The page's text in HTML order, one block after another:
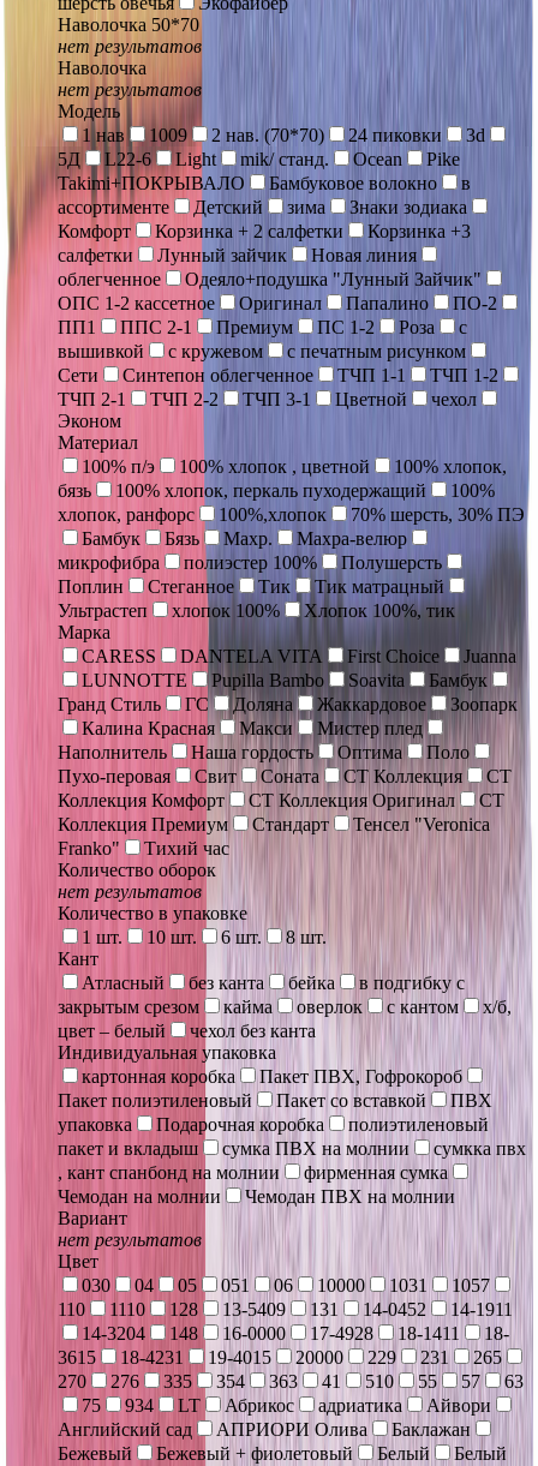
Наволочка 50*70
нет результатов
Наволочка
нет результатов
Модель
1 нав
1009 2 нав. (70*70) 24 пиковки
3d
5Д
L22-6 Light mik/ станд. Ocean
Pike
Takimi+ПОКРЫВАЛО
Бамбуковое волокно
в
ассортименте
Детский зима
Знаки зодиака
Комфорт
Корзинка + 2 салфетки
Корзинка +3
салфетки
Лунный зайчик
Новая линия
облегченное
Одеяло+подушка "Лунный Зайчик"
ОПС 1-2 кассетное
Оригинал Папалино
ПО-2
ПП1
ППС 2-1 Премиум ПС 1-2 Роза
с
вышивкой
с кружевом
с печатным рисунком
Сети
Синтепон облегченное ТЧП 1-1
ТЧП 1-2
ТЧП 2-1
ТЧП 2-2 ТЧП 3-1 Цветной
чехол
Эконом
Материал
100% п/э
100% хлопок , цветной
100% хлопок,
бязь
100% хлопок, перкаль пуходержащий
100%
хлопок, ранфорс
100%,хлопок
70% шерсть, 30% ПЭ
Бамбук
Бязь Махр.
Махра-велюр
микрофибра
полиэстер 100%
Полушерсть
Поплин
Стеганное Тик
Тик матрацный
Ультрастеп
хлопок 100%
Хлопок 100%, тик
Марка
CARESS
DANTELA VITA First Choice
Juanna
LUNNOTTE
Pupilla Bambo Soavita
Бамбук
Гранд Стиль
ГС Доляна Жаккардовое
Зоопарк
Калина Красная
Макси
Мистер плед
Наполнитель
Наша гордость Оптима
Поло
Пухо-перовая
Свит Соната СТ Коллекция
СТ
Коллекция Комфорт
СТ Коллекция Оригинал
СТ
Коллекция Премиум
Стандарт
Тенсел "Veronica
Franko"
Тихий час
Количество оборок
нет результатов
Количество в упаковке
1 шт.
10 шт. 6 шт.
8 шт.
Кант
Атласный
без канта бейка
в подгибку с
закрытым срезом
кайма оверлок с кантом
х/б,
цвет – белый
чехол без канта
Индивидуальная упаковка
картонная коробка
Пакет ПВХ, Гофрокороб
Пакет полиэтиленовый
Пакет со вставкой
ПВХ
упаковка
Подарочная коробка
полиэтиленовый
пакет и вкладыш
сумка ПВХ на молнии
сумкка пвх
, кант спанбонд на молнии
фирменная сумка
Чемодан на молнии
Чемодан ПВХ на молнии
Вариант
нет результатов
Цвет
030
04 05 051 06 10000 1031
1057
110
1110 128 13-5409 131 14-0452
14-1911
14-3204
148 16-0000 17-4928 18-1411
18-
3615
18-4231 19-4015 20000 229 231
265
270
276 335 354 363 41 510 55 57
63
75
934 LT Абрикос адриатика
Айвори
Английский сад
АПРИОРИ Олива
Баклажан
Бежевый
Бежевый + фиолетовый Белый
Белый